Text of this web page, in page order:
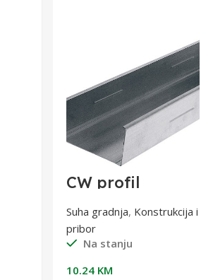
CW profil
100/3500 0,6
mm
Suha gradnja, Konstrukcija i
pribor
Na stanju
10.24 KM